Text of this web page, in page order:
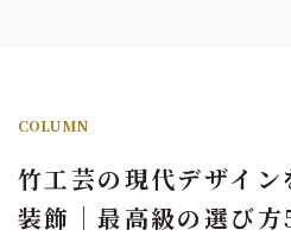
COLUMN
竹工芸の現代デザイ
装飾｜最高級の選び